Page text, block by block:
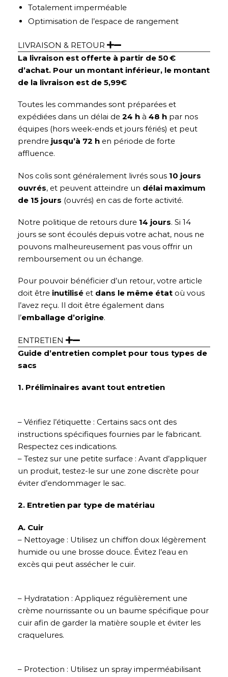
Totalement imperméable
Optimisation de l’espace de rangement
LIVRAISON & RETOUR
La livraison est offerte à partir de 50 €
d’achat. Pour un montant inférieur, le montant
de la livraison est de 5,99€
Toutes les commandes sont préparées et
expédiées dans un délai de 24 h à 48 h par nos
équipes (hors week-ends et jours fériés) et peut
prendre jusqu’à 72 h en période de forte
affluence.
Nos colis sont généralement livrés sous 10 jours
ouvrés, et peuvent atteindre un délai maximum
de 15 jours (ouvrés) en cas de forte activité.
Notre politique de retours dure 14 jours. Si 14
jours se sont écoulés depuis votre achat, nous ne
pouvons malheureusement pas vous offrir un
remboursement ou un échange.
Pour pouvoir bénéficier d’un retour, votre article
doit être inutilisé et dans le même état où vous
l’avez reçu. Il doit être également dans
l’emballage d’origine.
ENTRETIEN
Guide d’entretien complet pour tous types de
sacs
1. Préliminaires avant tout entretien
– Vérifiez l’étiquette : Certains sacs ont des
instructions spécifiques fournies par le fabricant.
Respectez ces indications.
– Testez sur une petite surface : Avant d’appliquer
un produit, testez-le sur une zone discrète pour
éviter d’endommager le sac.
2. Entretien par type de matériau
A. Cuir
– Nettoyage : Utilisez un chiffon doux légèrement
humide ou une brosse douce. Évitez l’eau en
excès qui peut assécher le cuir.
– Hydratation : Appliquez régulièrement une
crème nourrissante ou un baume spécifique pour
cuir afin de garder la matière souple et éviter les
craquelures.
– Protection : Utilisez un spray imperméabilisant